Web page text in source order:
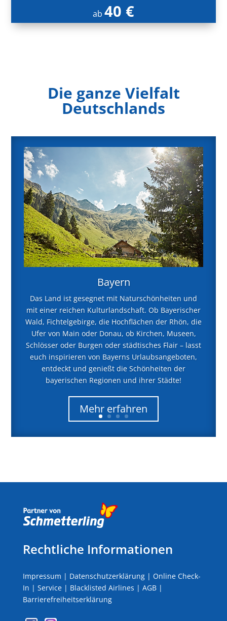
ab 40 €
Die ganze Vielfalt
Deutschlands
Bayern
Das Land ist gesegnet mit Naturschönheiten und
mit einer reichen Kulturlandschaft. Ob Bayerischer
Wald, Fichtelgebirge, die Hochflächen der Rhön, die
Ufer von Main oder Donau, ob Kirchen, Museen,
Schlösser oder Burgen oder städtisches Flair – lasst
euch inspirieren von Bayerns Urlaubsangeboten,
entdeckt und genießt die Schönheiten der
bayerischen Regionen und ihrer Städte!
Mehr erfahren
Rechtliche Informationen
Impressum | Datenschutzerklärung| Online Check-
In | Service| Blacklisted Airlines | AGB|
Barrierefreiheitserklärung